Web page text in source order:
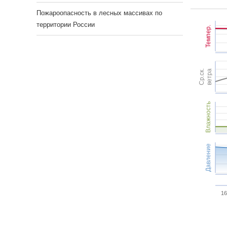
Темпер.
Ср.ск.ветра
Влажность
Давление
Пожароопасность в лесных массивах по
территории России